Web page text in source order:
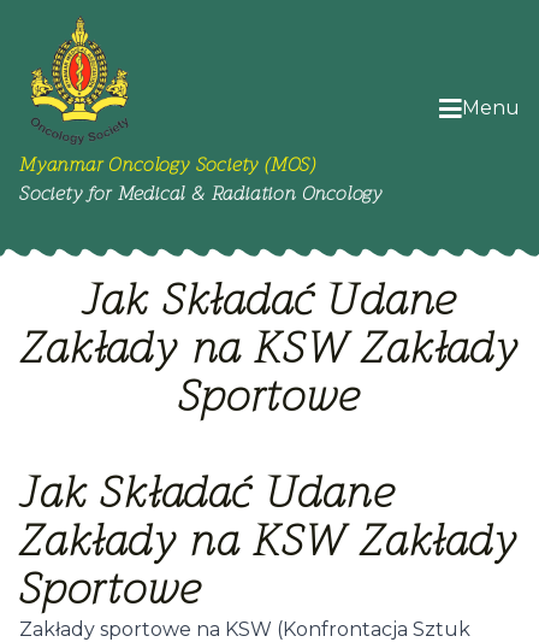
Menu
Myanmar Oncology Society (MOS)
Society for Medical & Radiation Oncology
Jak Składać Udane
Zakłady na KSW Zakłady
Sportowe
Jak Składać Udane
Zakłady na KSW Zakłady
Sportowe
Zakłady sportowe na KSW (Konfrontacja Sztuk